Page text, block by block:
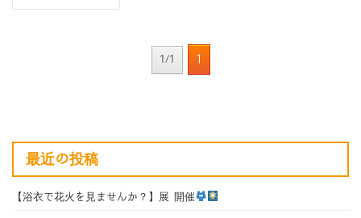
1/1 1
最近の投稿
【浴衣で花火を見ませんか？】展 開催